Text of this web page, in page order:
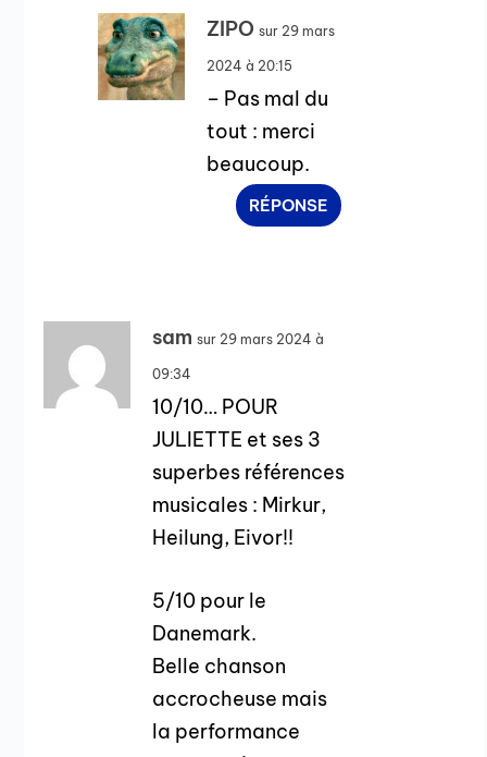
ZIPO sur 29 mars
2024 à 20:15
– Pas mal du
tout : merci
beaucoup.
RÉPONSE
sam sur 29 mars 2024 à
09:34
10/10… POUR
JULIETTE et ses 3
superbes références
musicales : Mirkur,
Heilung, Eivor!!
5/10 pour le
Danemark.
Belle chanson
accrocheuse mais
la performance